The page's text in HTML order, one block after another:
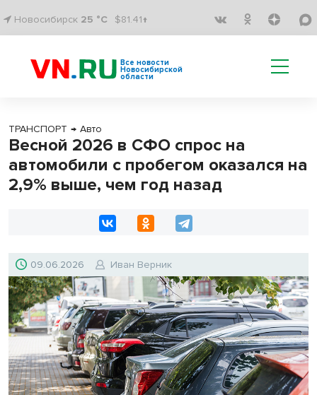
Новосибирск 25 °C $81.41↑
Все новости
Новосибирской
области
ТРАНСПОРТ → Авто
Весной 2026 в СФО спрос на
автомобили с пробегом оказался на
2,9% выше, чем год назад
09.06.2026 Иван Верник